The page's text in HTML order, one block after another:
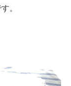
。